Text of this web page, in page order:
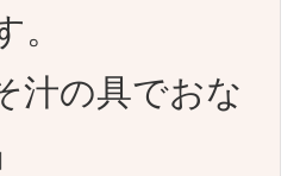
。
汁の具でおな